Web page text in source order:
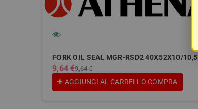
FORK OIL SEAL MGR-RSD2 40X52X10/10,5
9,64 €9,64 €
AGGIUNGI AL CARRELLO COMPRA